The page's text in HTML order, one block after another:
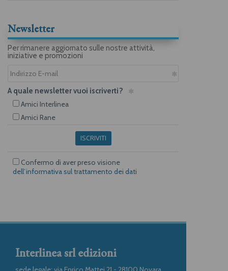
Newsletter
Per rimanere aggiornato sulle nostre attività,
iniziative e promozioni
A quale newsletter vuoi iscriverti?
Amici Interlinea
Amici Rane
ISCRIVITI
Confermo di aver preso visione
dell’informativa sul trattamento dei dati
Interlinea srl edizioni